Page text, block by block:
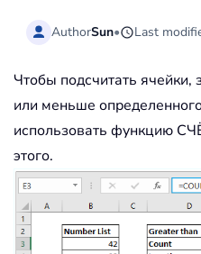
AuthorSun• Last
Чтобы подсчитать
или меньше
использовать функцию
этого.